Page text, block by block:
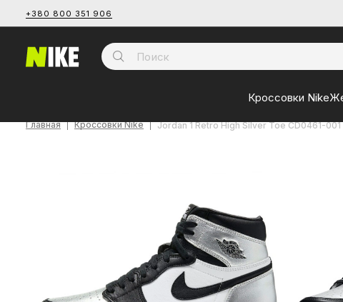
+380 800 351 906
Кроссовки Nike
Главная Кроссовки Nike Jordan 1 Retro High Silver Toe CD0461-001